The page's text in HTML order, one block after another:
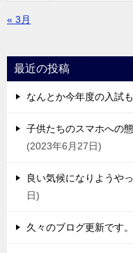
« 3月
最近の投稿
なんとか今年度の入試
子供たちのスマホへの
2023年6月27日
良い気候になりようや
日
久々のブログ更新です。